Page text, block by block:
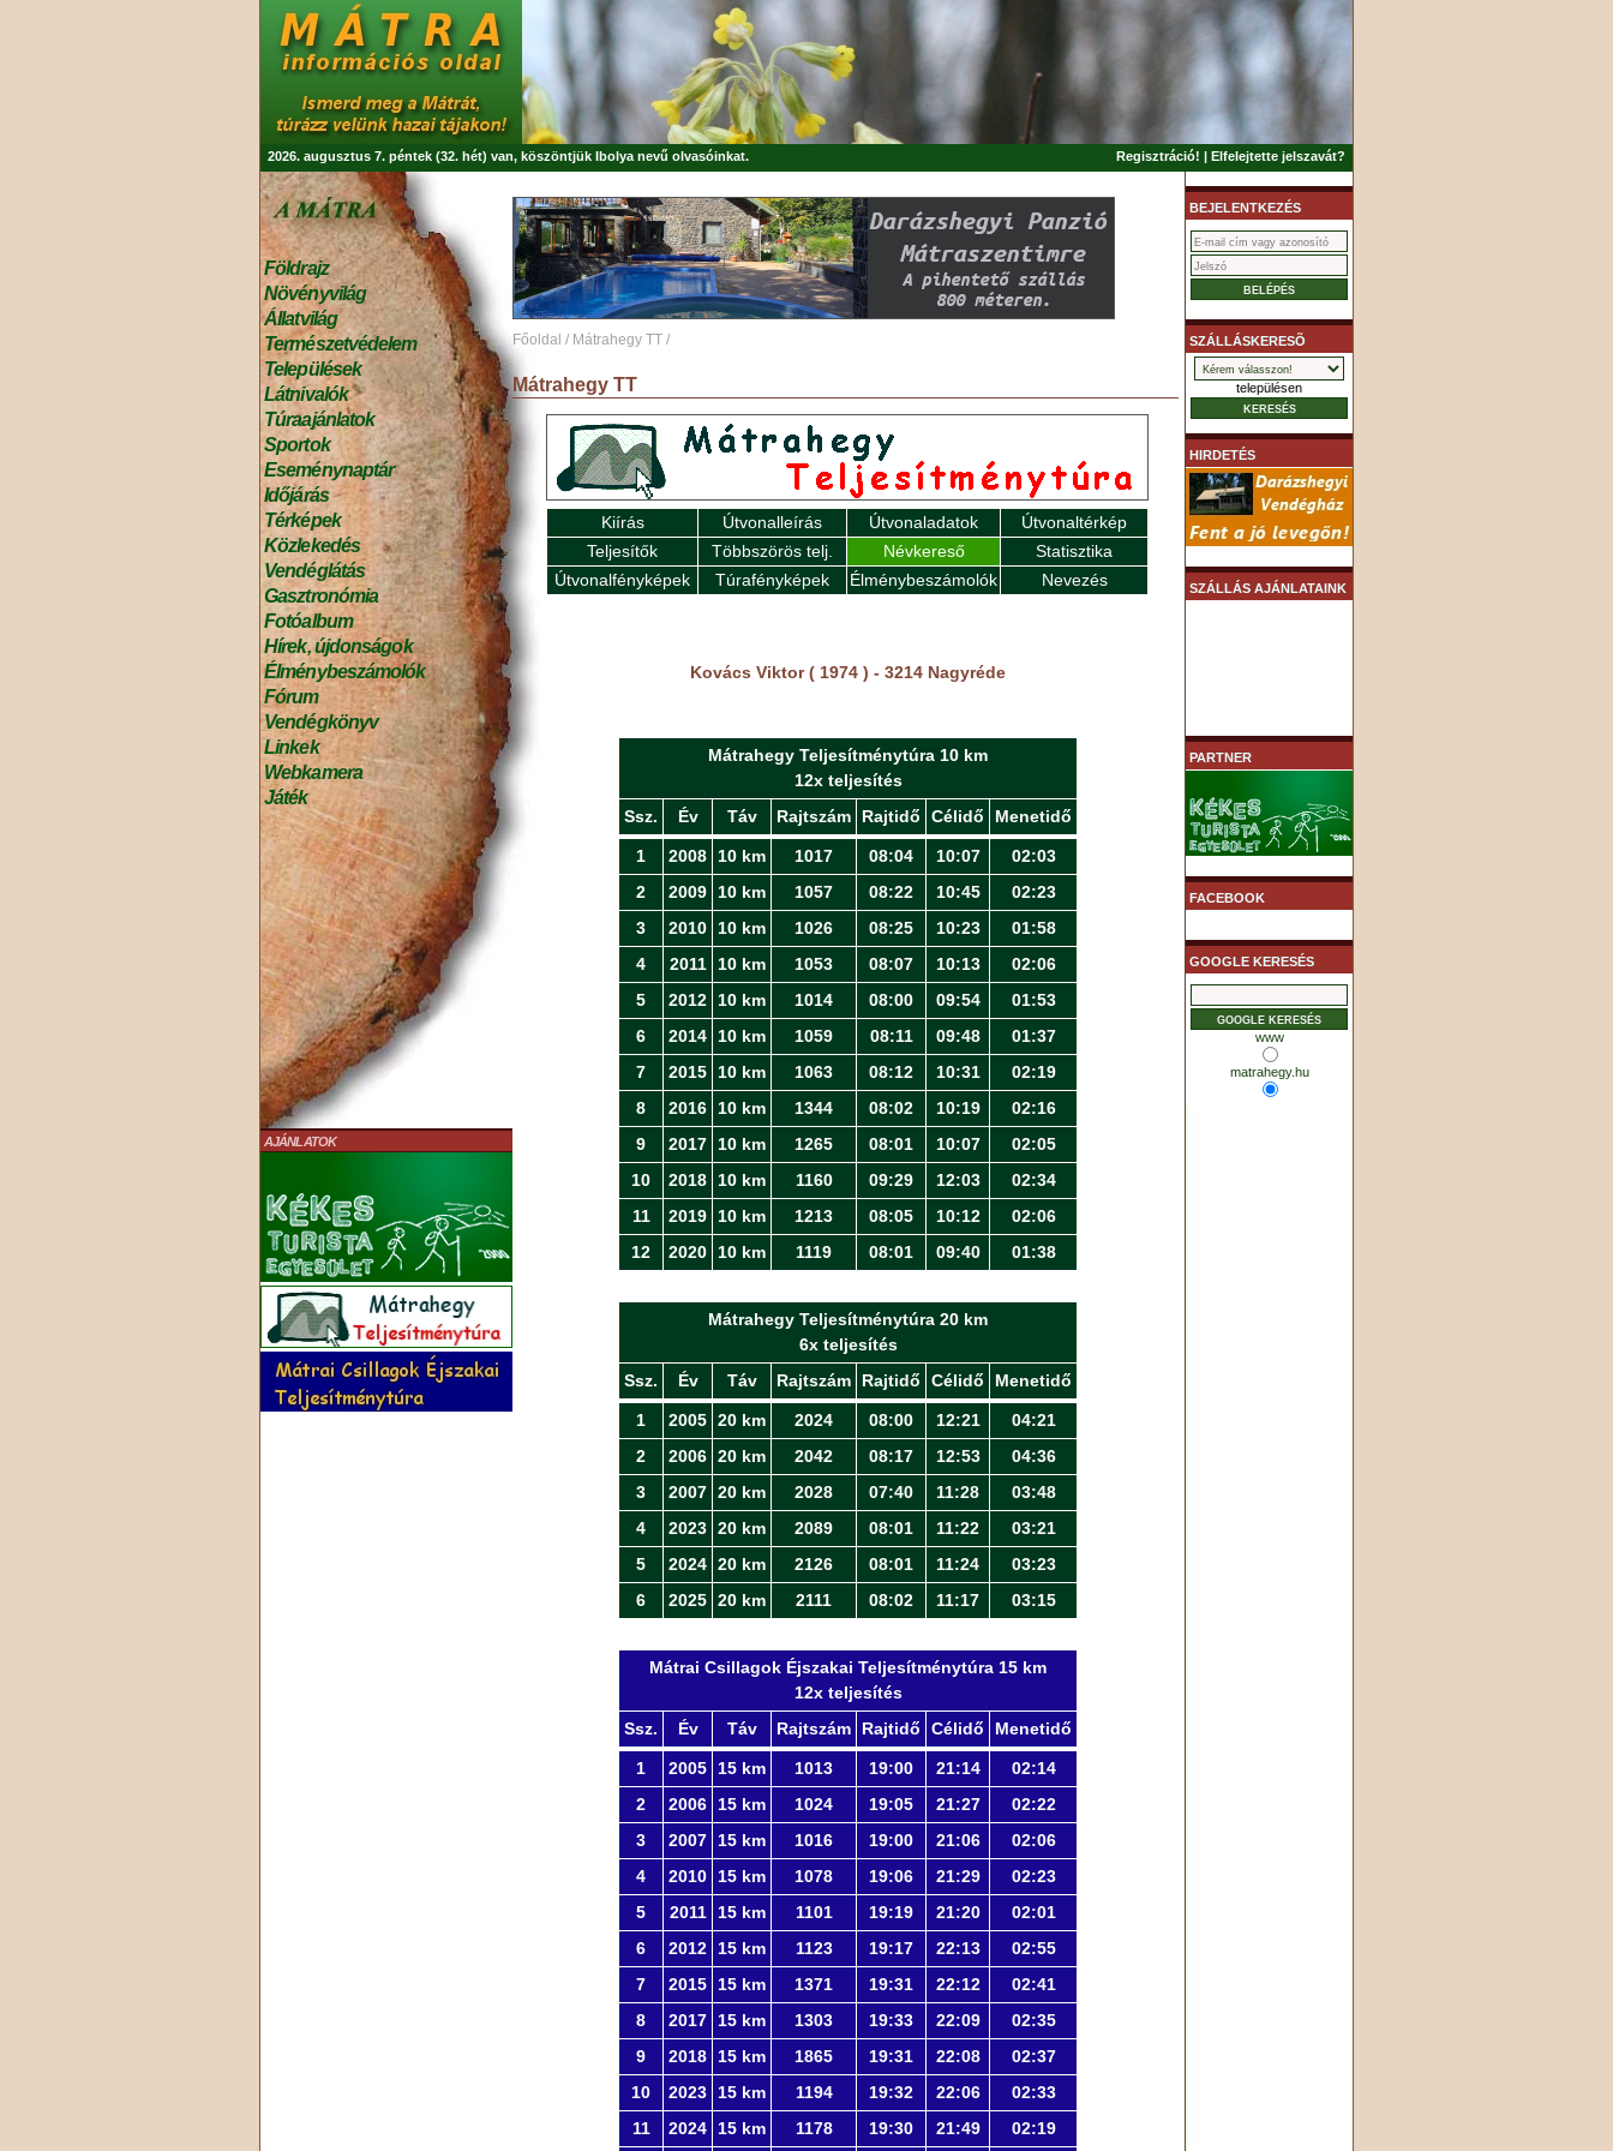
2026. augusztus 7. péntek (32. hét) van, köszöntjük Ibolya nevű olvasóinkat. Regisztráció! | Elfelejtette jelszavát?
Földrajz
Növényvilág
Állatvilág
Természetvédelem
Települések
Látnivalók
Túraajánlatok
Sportok
Eseménynaptár
Időjárás
Térképek
Közlekedés
Vendéglátás
Gasztronómia
Fotóalbum
Hírek, újdonságok
Élménybeszámolók
Fórum
Vendégkönyv
Linkek
Webkamera
Játék
AJÁNLATOK
Főoldal / Mátrahegy TT /
Mátrahegy TT
Kiírás Útvonalleírás Útvonaladatok
Útvonaltérkép
Teljesítők
Többszörös telj. Névkereső
Statisztika
Útvonalfényképek
Túrafényképek Élménybeszámolók Nevezés
Kovács Viktor ( 1974 ) - 3214 Nagyréde
Mátrahegy Teljesítménytúra 10 km
12x teljesítés
Ssz.
Év Táv Rajtszám Rajtidő Célidő Menetidő
1 2008 10 km 1017 08:04 10:07
02:03
2
2009 10 km 1057 08:22 10:45
02:23
3
2010 10 km 1026 08:25 10:23
01:58
4
2011 10 km 1053 08:07 10:13
02:06
5
2012 10 km 1014 08:00 09:54
01:53
6
2014 10 km 1059 08:11 09:48
01:37
7
2015 10 km 1063 08:12 10:31
02:19
8
2016 10 km 1344 08:02 10:19
02:16
9
2017 10 km 1265 08:01 10:07
02:05
10
2018 10 km 1160 09:29 12:03
02:34
11
2019 10 km 1213 08:05 10:12
02:06
12
2020 10 km 1119 08:01 09:40 01:38
Mátrahegy Teljesítménytúra 20 km
6x teljesítés
Ssz.
Év Táv Rajtszám Rajtidő Célidő Menetidő
1 2005 20 km 2024 08:00 12:21
04:21
2
2006 20 km 2042 08:17 12:53
04:36
3
2007 20 km 2028 07:40 11:28
03:48
4
2023 20 km 2089 08:01 11:22
03:21
5
2024 20 km 2126 08:01 11:24
03:23
6
2025 20 km 2111 08:02 11:17 03:15
Mátrai Csillagok Éjszakai Teljesítménytúra 15 km
12x teljesítés
Ssz.
Év Táv Rajtszám Rajtidő Célidő Menetidő
1 2005 15 km 1013 19:00 21:14
02:14
2
2006 15 km 1024 19:05 21:27
02:22
3
2007 15 km 1016 19:00 21:06
02:06
4
2010 15 km 1078 19:06 21:29
02:23
5
2011 15 km 1101 19:19 21:20
02:01
6
2012 15 km 1123 19:17 22:13
02:55
7
2015 15 km 1371 19:31 22:12
02:41
8
2017 15 km 1303 19:33 22:09
02:35
9
2018 15 km 1865 19:31 22:08
02:37
10
2023 15 km 1194 19:32 22:06
02:33
11
2024 15 km 1178 19:30 21:49 02:19
BEJELENTKEZÉS
SZÁLLÁSKERESÕ
településen
HIRDETÉS
SZÁLLÁS AJÁNLATAINK
PARTNER
FACEBOOK
GOOGLE KERESÉS
www
matrahegy.hu